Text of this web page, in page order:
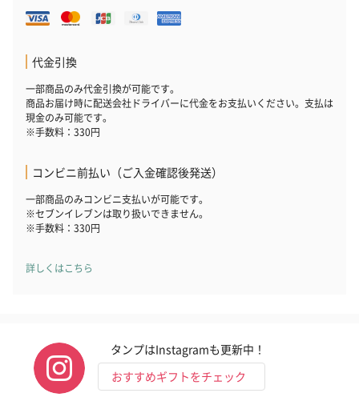
「CAFE OHZAN（カフェ オウザン）」オリジナルデザインの保冷
バッグ。華やかなデザインでファッションのアクセントにもなる
たり。隙間がなく冷気が逃げにくい構造で、チョコレート商品は
折りたたみ時：幅15cm×縦12cm×高さ3cm
バックのサイズ：縦39.5cm×横39.0cm×マチ12.0cm
肩ひもの長さ：55.0cm
代金引換
一部商品のみ代金引換が可能です。
商品お届け時に配送会社ドライバーに代金をお支払いください。支払は
現金のみ可能です。
※手数料：330円
コンビニ前払い（ご入金確認後発送）
一部商品のみコンビニ支払いが可能です。
※セブンイレブンは取り扱いできません。
※手数料：330円
詳しくはこちら
タンプはInstagramも更新中！
おすすめギフトをチェック